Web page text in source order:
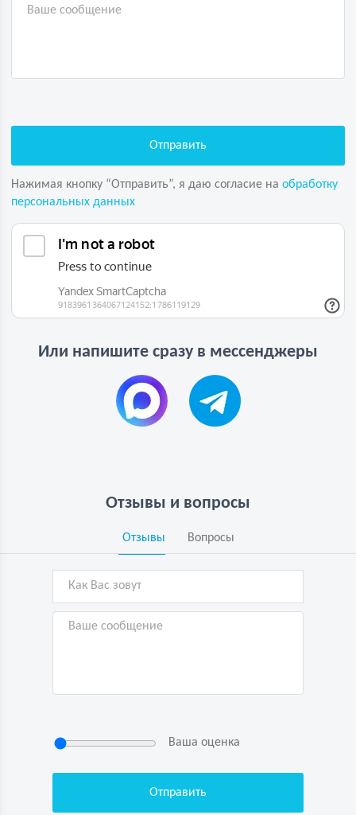
Нажимая кнопку “Отправить”, я даю согласие на обработку
персональных данных
Или напишите сразу в мессенджеры
Отзывы и вопросы
Отзывы Вопросы
Ваша оценка
Нажимая кнопку “Отправить”, я